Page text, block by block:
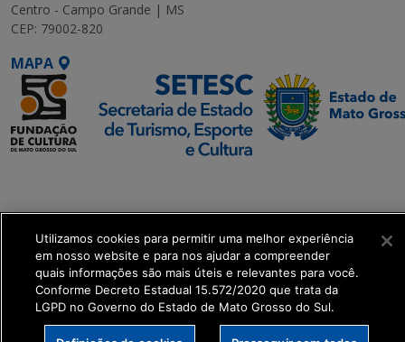
Centro - Campo Grande | MS
CEP: 79002-820
MAPA
get_footer();
Utilizamos cookies para permitir uma melhor experiência
em nosso website e para nos ajudar a compreender
quais informações são mais úteis e relevantes para você.
Conforme Decreto Estadual 15.572/2020 que trata da
LGPD no Governo do Estado de Mato Grosso do Sul.